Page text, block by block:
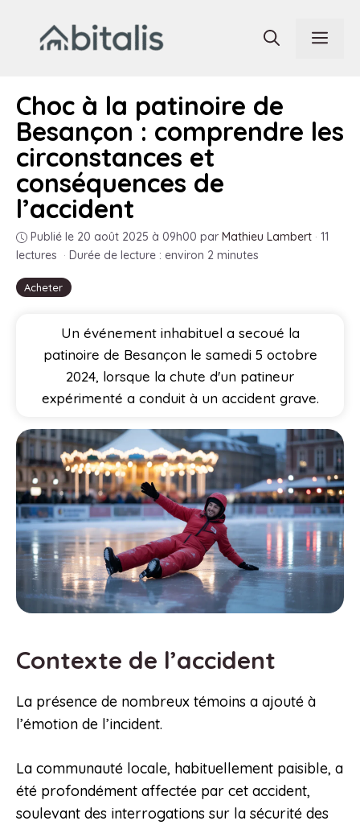
contenu
Acheter
Choc à la patinoire de
Besançon : comprendre les
circonstances et
conséquences de
l’accident
Publié le 20 août 2025 à 09h00 par Mathieu Lambert · 11
lectures · Durée de lecture : environ 2 minutes
Un événement inhabituel a secoué la
patinoire de Besançon le samedi 5 octobre
2024, lorsque la chute d'un patineur
expérimenté a conduit à un accident grave.
Contexte de l’accident
La présence de nombreux témoins a ajouté à
l’émotion de l’incident.
La communauté locale, habituellement paisible, a
été profondément affectée par cet accident,
soulevant des interrogations sur la sécurité des